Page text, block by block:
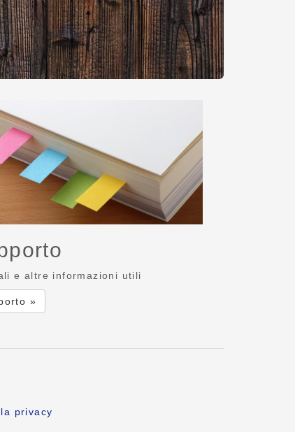
e altre informazioni utili
»
privacy